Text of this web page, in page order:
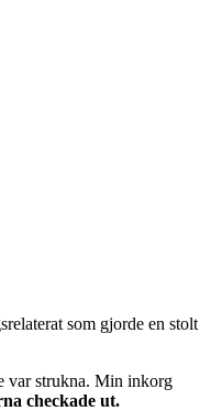
som gjorde en stolt
var strukna. Min inkorg
checkade ut.